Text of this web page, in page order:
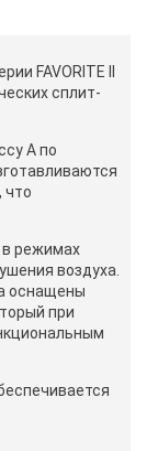
FAVORITE II
сплит-
А по
что
в режимах
воздуха.
оснащены
при